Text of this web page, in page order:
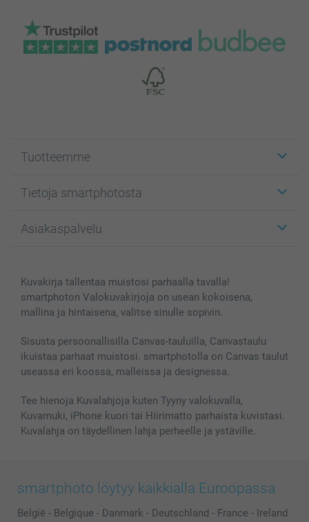
Tuotteemme
Kuvakortit
Kuvakirjat
Kännykkä & Tabletti
MyNameBook
Valokuvakehykset & Lisätarvikkeet
Lahjakortti
Kaikki kuvatuotteet
Tietoja smartphotosta
Affiliate ohjelma
Sivukartta
Ehdot/takuut
Asiakaspalvelu
smartbonus
Hinnat & maksutavat
Kuvakirja tallentaa muistosi parhaalla tavalla!
smartphoton Valokuvakirjoja on usean kokoisena,
mallina ja hintaisena, valitse sinulle sopivin.
Sisusta persoonallisilla Canvas-tauluilla, Canvastaulu
ikuistaa parhaat muistosi. smartphotolla on Canvas taulut
useassa eri koossa, malleissa ja designessa.
Tee hienoja Kuvalahjoja kuten Tyyny valokuvalla,
Kuvamuki, iPhone kuori tai Hiirimatto parhaista kuvistasi.
Kuvalahja on täydellinen lahja perheelle ja ystäville.
smartphoto löytyy kaikkialla Euroopassa
België - Belgique - Danmark - Deutschland - France - Ireland